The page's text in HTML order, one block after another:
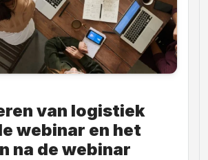
van logistiek
webinar en het
na de webinar